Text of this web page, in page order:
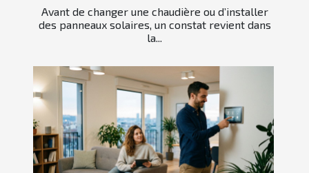
Avant de changer une chaudière ou d’installer
des panneaux solaires, un constat revient dans
la...